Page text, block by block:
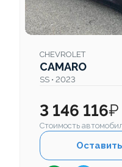
CHEVROLET
CAMARO
SS • 2023
3 146 116₽
Стоимость